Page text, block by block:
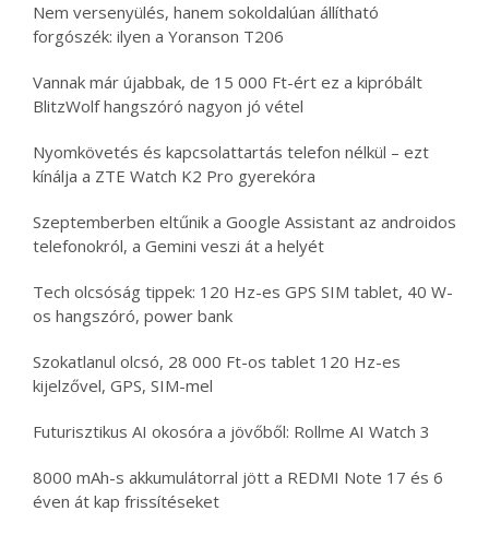
Nem versenyülés, hanem sokoldalúan állítható
forgószék: ilyen a Yoranson T206
Vannak már újabbak, de 15 000 Ft-ért ez a kipróbált
BlitzWolf hangszóró nagyon jó vétel
Nyomkövetés és kapcsolattartás telefon nélkül – ezt
kínálja a ZTE Watch K2 Pro gyerekóra
Szeptemberben eltűnik a Google Assistant az androidos
telefonokról, a Gemini veszi át a helyét
Tech olcsóság tippek: 120 Hz-es GPS SIM tablet, 40 W-
os hangszóró, power bank
Szokatlanul olcsó, 28 000 Ft-os tablet 120 Hz-es
kijelzővel, GPS, SIM-mel
Futurisztikus AI okosóra a jövőből: Rollme AI Watch 3
8000 mAh-s akkumulátorral jött a REDMI Note 17 és 6
éven át kap frissítéseket